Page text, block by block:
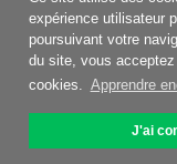
expérience utilisateur
poursuivant votre
du site, vous
cookies. Apprendre
J'ai